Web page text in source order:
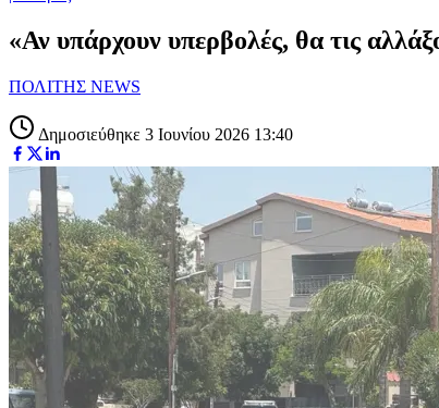
«Αν υπάρχουν υπερβολές, θα τις
ΠΟΛΙΤΗΣ NEWS
Δημοσιεύθηκε 3 Ιουνίου 2026 13:40